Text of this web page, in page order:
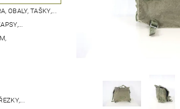
OBALY, TAŠKY,...